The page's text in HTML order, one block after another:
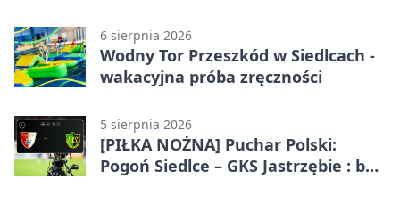
6 sierpnia 2026
Wodny Tor Przeszkód w Siedlcach -
wakacyjna próba zręczności
5 sierpnia 2026
[PIŁKA NOŻNA] Puchar Polski:
Pogoń Siedlce – GKS Jastrzębie : bez